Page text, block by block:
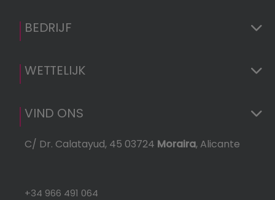
BEDRIJF
WETTELIJK
VIND ONS
C/ Dr. Calatayud, 45 03724 Moraira, Alicante
+34 966 491 064